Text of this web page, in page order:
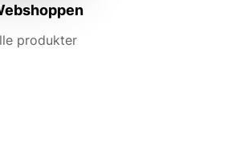
produkter